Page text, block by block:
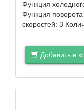
Функция
Функция
скоростей: 3
Добавить в